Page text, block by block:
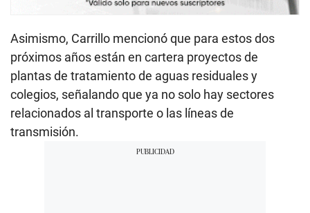
Asimismo, Carrillo mencionó que para estos dos
próximos años están en cartera proyectos de
plantas de tratamiento de aguas residuales y
colegios, señalando que ya no solo hay sectores
relacionados al transporte o las líneas de
transmisión.